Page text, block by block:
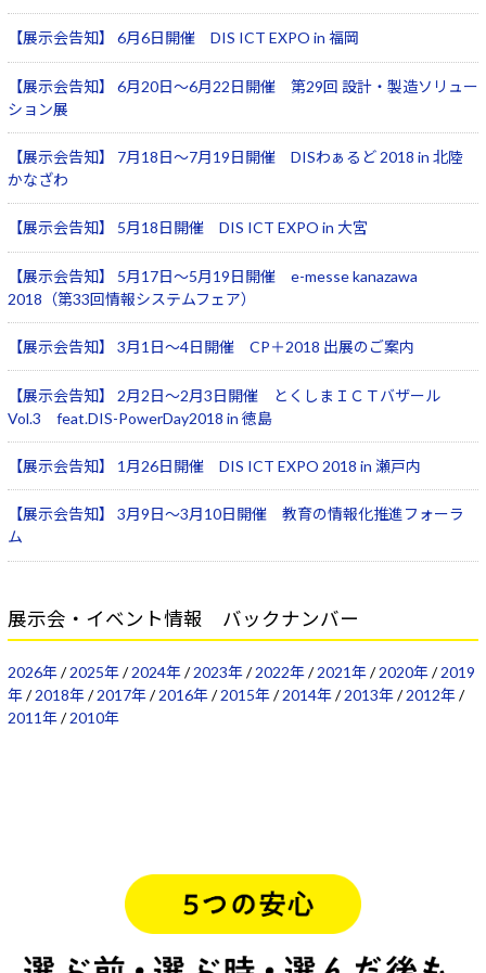
【展示会告知】 6月6日開催 DIS ICT EXPO in 福岡
【展示会告知】 6月20日～6月22日開催 第29回 設計・製造ソリュー
ション展
【展示会告知】 7月18日～7月19日開催 DISわぁるど 2018 in 北陸
かなざわ
【展示会告知】 5月18日開催 DIS ICT EXPO in 大宮
【展示会告知】 5月17日～5月19日開催 e-messe kanazawa
2018（第33回情報システムフェア）
【展示会告知】 3月1日～4日開催 CP＋2018 出展のご案内
【展示会告知】 2月2日～2月3日開催 とくしまＩＣＴバザール
Vol.3 feat.DIS-PowerDay2018 in 徳島
【展示会告知】 1月26日開催 DIS ICT EXPO 2018 in 瀬戸内
【展示会告知】 3月9日～3月10日開催 教育の情報化推進フォーラ
ム
展示会・イベント情報 バックナンバー
2026年/2025年/2024年/2023年/2022年/2021年/2020年/2019
年/2018年/2017年/2016年/2015年/2014年/2013年/2012年/
2011年/2010年